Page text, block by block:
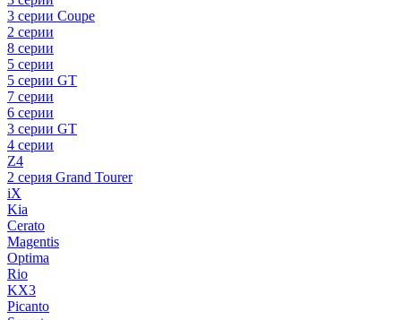
3 серии Coupe
2 серии
8 серии
5 серии
5 серии GT
7 серии
6 серии
3 серии GT
4 серии
Z4
2 серия Grand Tourer
iX
Kia
Cerato
Magentis
Optima
Rio
KX3
Picanto